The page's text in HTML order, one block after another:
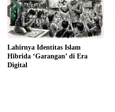
Lahirnya Identitas Islam
Hibrida ‘Garangan’ di Era
Digital